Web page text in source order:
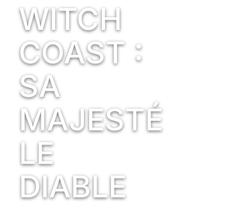
WITCH
COAST :
SA
MAJESTÉ
LE
DIABLE